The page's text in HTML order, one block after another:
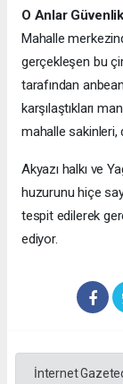
O Anlar Güvenlik
Mahalle
gerçekleşen bu
tarafından
karşılaştıkları
mahalle sakinleri,
Akyazı halkı ve
huzurunu hiçe
tespit edilerek
ediyor.
İnternet